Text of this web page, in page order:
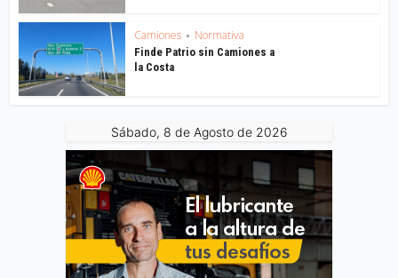
Camiones • Normativa
Finde Patrio sin Camiones a
la Costa
Sábado, 8 de Agosto de 2026